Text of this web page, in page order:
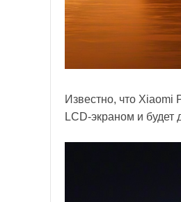
Известно, что
LCD-экраном и будет